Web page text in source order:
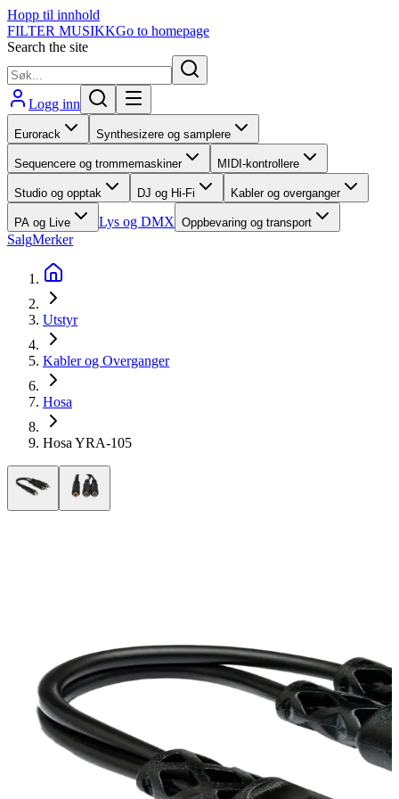
Hopp til innhold
FILTER MUSIKKGo to homepage
Search the site
Logg inn
Eurorack Synthesizere og samplere
Sequencere og trommemaskiner MIDI-kontrollere
Studio og opptak DJ og Hi-Fi Kabler og overganger
PA og Live Lys og DMX Oppbevaring og transport
SalgMerker
Utstyr
Kabler og Overganger
Hosa
Hosa YRA-105